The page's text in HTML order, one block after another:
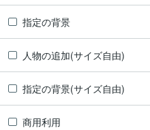
指定の背景
人物の追加(サイズ自由)
指定の背景(サイズ自由)
商用利用